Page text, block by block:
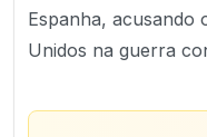
Espanha, acusando
Unidos na guerra